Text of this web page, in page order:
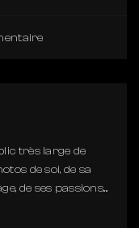
très large de
de soi, de sa
de ses passions....